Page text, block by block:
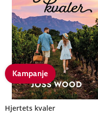
Kampanje
Hjertets kvaler